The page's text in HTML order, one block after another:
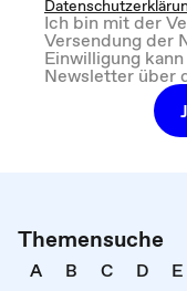
Ich bin mit der
Versendung der
Einwilligung
Newsletter über
Themensuche
A B C D E